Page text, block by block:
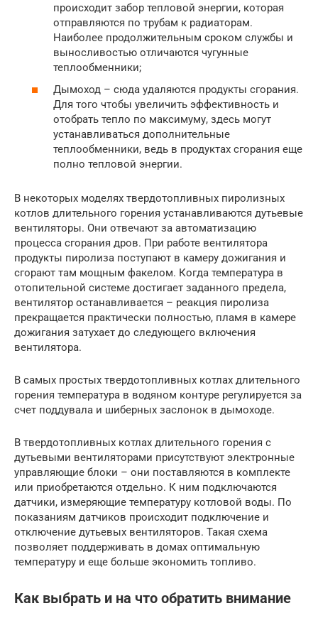
происходит забор тепловой энергии, которая
отправляются по трубам к радиаторам.
Наиболее продолжительным сроком службы и
выносливостью отличаются чугунные
теплообменники;
Дымоход – сюда удаляются продукты сгорания.
Для того чтобы увеличить эффективность и
отобрать тепло по максимуму, здесь могут
устанавливаться дополнительные
теплообменники, ведь в продуктах сгорания еще
полно тепловой энергии.
В некоторых моделях твердотопливных пиролизных
котлов длительного горения устанавливаются дутьевые
вентиляторы. Они отвечают за автоматизацию
процесса сгорания дров. При работе вентилятора
продукты пиролиза поступают в камеру дожигания и
сгорают там мощным факелом. Когда температура в
отопительной системе достигает заданного предела,
вентилятор останавливается – реакция пиролиза
прекращается практически полностью, пламя в камере
дожигания затухает до следующего включения
вентилятора.
В самых простых твердотопливных котлах длительного
горения температура в водяном контуре регулируется за
счет поддувала и шиберных заслонок в дымоходе.
В твердотопливных котлах длительного горения с
дутьевыми вентиляторами присутствуют электронные
управляющие блоки – они поставляются в комплекте
или приобретаются отдельно. К ним подключаются
датчики, измеряющие температуру котловой воды. По
показаниям датчиков происходит подключение и
отключение дутьевых вентиляторов. Такая схема
позволяет поддерживать в домах оптимальную
температуру и еще больше экономить топливо.
Как выбрать и на что обратить внимание